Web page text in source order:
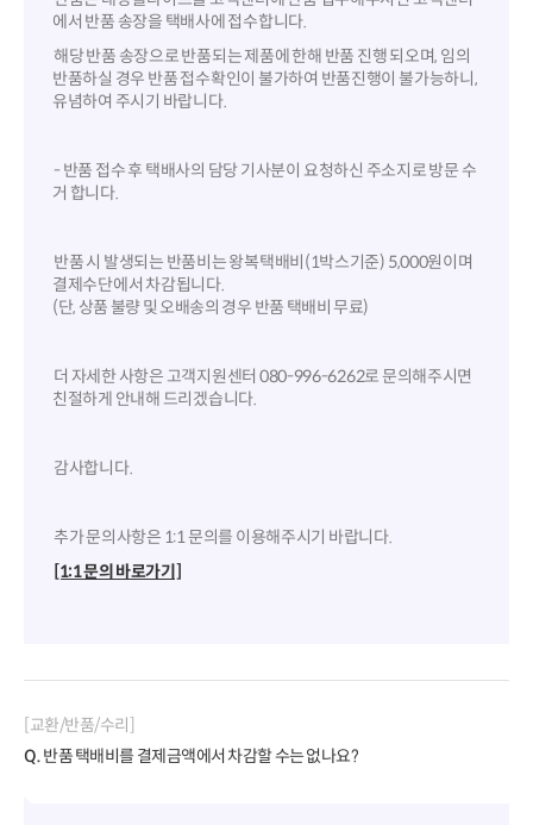
에서 반품 송장을 택배사에 접수합니다.
해당 반품 송장으로 반품되는 제품에 한해 반품 진행 되오며, 임의
반품하실 경우 반품 접수확인이 불가하여 반품진행이 불가능하니,
유념하여 주시기 바랍니다.
- 반품 접수 후 택배사의 담당 기사분이 요청하신 주소지로 방문 수
거 합니다.
반품 시 발생되는 반품비는 왕복택배비(1박스기준) 5,000원이며
결제수단에서 차감됩니다.
(단, 상품 불량 및 오배송의 경우 반품 택배비 무료)
더 자세한 사항은 고객지원센터 080-996-6262로 문의해주시면
친절하게 안내해 드리겠습니다.
감사합니다.
추가 문의사항은 1:1 문의를 이용해주시기 바랍니다.
[1:1 문의 바로가기]
[교환/반품/수리]
Q.반품 택배비를 결제금액에서 차감할 수는 없나요?